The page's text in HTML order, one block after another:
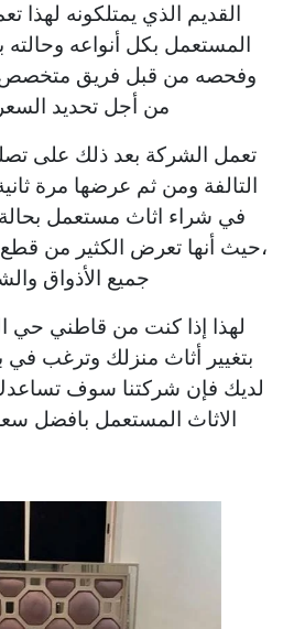
القديم الذي يمتلكونه لهذا
المستعمل بكل أنواعه وحالته
وفحصه من قبل فريق متخصص
من أجل تحديد
تعمل الشركة بعد ذلك على
التالفة ومن ثم عرضها مرة
في شراء اثاث مستعمل
،حيث أنها تعرض الكثير من قطع
جميع الأذواق
لهذا إذا كنت من قاطني حي
بتغيير أثاث منزلك وترغب في
لديك فإن شركتنا سوف
الاثاث المستعمل بافضل